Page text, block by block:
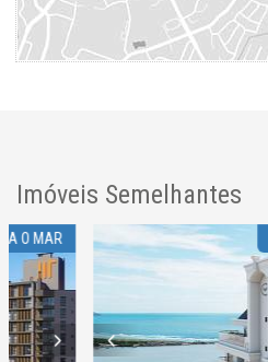
Imóveis Semelhantes
O MAR